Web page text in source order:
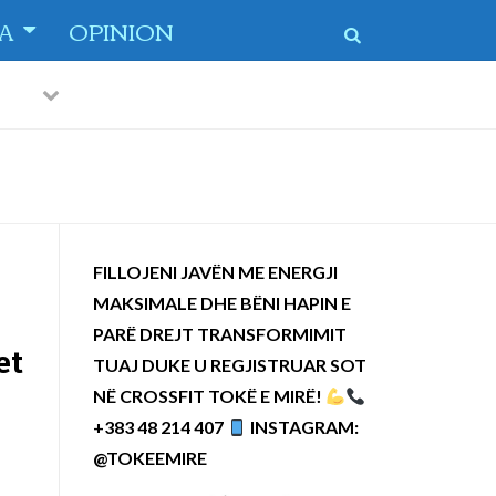
OPINION
-
PreviousNext
FILLOJENI JAVËN ME ENERGJI
MAKSIMALE DHE BËNI HAPIN E
PARË DREJT TRANSFORMIMIT
TUAJ DUKE U REGJISTRUAR SOT
NË CROSSFIT TOKË E MIRË!
+383 48 214 407
INSTAGRAM:
@TOKEEMIRE